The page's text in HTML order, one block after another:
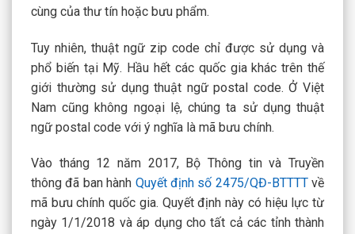
cùng của thư tín hoặc bưu phẩm.
Tuy nhiên, thuật ngữ zip code chỉ được sử dụng và
phổ biến tại Mỹ. Hầu hết các quốc gia khác trên thế
giới thường sử dụng thuật ngữ postal code. Ở Việt
Nam cũng không ngoại lệ, chúng ta sử dụng thuật
ngữ postal code với ý nghĩa là mã bưu chính.
Vào tháng 12 năm 2017, Bộ Thông tin và Truyền
thông đã ban hành Quyết định số 2475/QĐ-BTTTTvề
mã bưu chính quốc gia. Quyết định này có hiệu lực từ
ngày 1/1/2018 và áp dụng cho tất cả các tỉnh thành